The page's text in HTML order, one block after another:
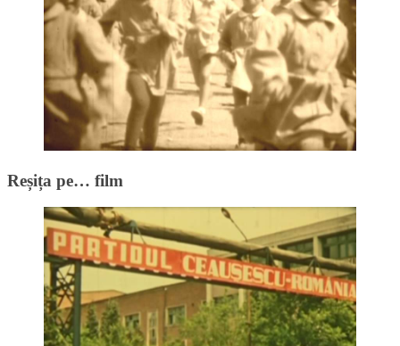
Reșița pe… film